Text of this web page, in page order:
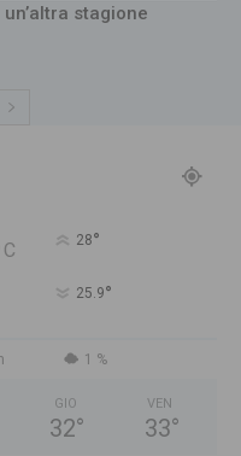
stagione
C 28°
25.9°
1 %
GIO
32°
VEN
33°